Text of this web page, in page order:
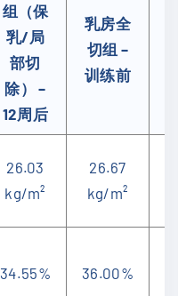
组（保
乳/局
部切
除） –
12周后
乳房全
切组 –
训练前
26.03
kg/m²
26.67
kg/m²
34.55% 36.00%